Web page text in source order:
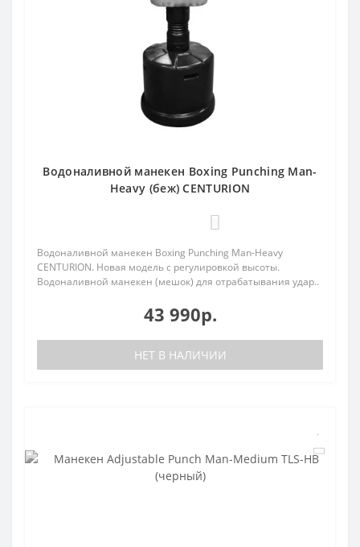
Водоналивной манекен Boxing Punching Man-
Heavy (беж) CENTURION
Водоналивной манекен Boxing Punching Man-Heavy
CENTURION. Новая модель с регулировкой высоты.
Водоналивной манекен (мешок) для отрабатывания удар..
43 990р.
НЕТ В НАЛИЧИИ